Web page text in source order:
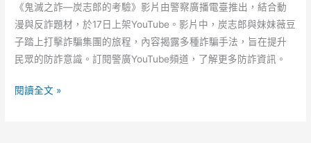
《鬼滅之詐—炭志郎的考驗》影片由警察廣播電臺推出，結合動
漫與反詐題材，於17日上架YouTube。影片中，炭志郎與妹妹薇豆
子踏上打擊詐騙集團的旅程，內容揭露多種詐騙手法，旨在提升
民眾的防詐意識。訂閱警廣YouTube頻道，了解更多防詐資訊。
炭
閱讀全文 »